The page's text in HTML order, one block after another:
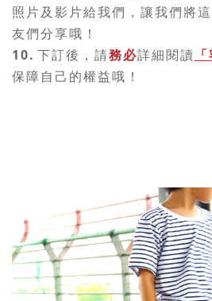
照片及影片給我們，讓我們將
友們分享哦！
10. 下訂後，請務必詳細閱讀
保障自己的權益哦！